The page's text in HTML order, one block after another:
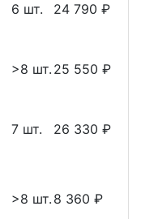
6 шт. 24 790 ₽
>8 шт. 25 550 ₽
7 шт. 26 330 ₽
>8 шт. 8 360 ₽